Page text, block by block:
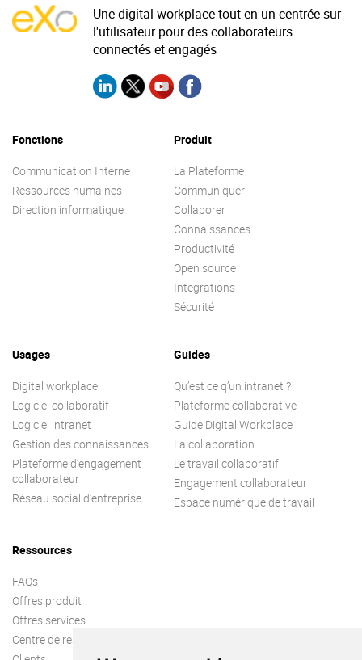
Une digital workplace tout-en-un centrée sur
l'utilisateur pour des collaborateurs
connectés et engagés
Fonctions
Communication Interne
Ressources humaines
Direction informatique
Produit
La Plateforme
Communiquer
Collaborer
Connaissances
Productivité
Open source
Integrations
Sécurité
Usages
Digital workplace
Logiciel collaboratif
Logiciel intranet
Gestion des connaissances
Plateforme d’engagement
collaborateur
Réseau social d’entreprise
Guides
Qu’est ce q’un intranet ?
Plateforme collaborative
Guide Digital Workplace
La collaboration
Le travail collaboratif
Engagement collaborateur
Espace numérique de travail
Ressources
FAQs
Offres produit
Offres services
Centre de ressources